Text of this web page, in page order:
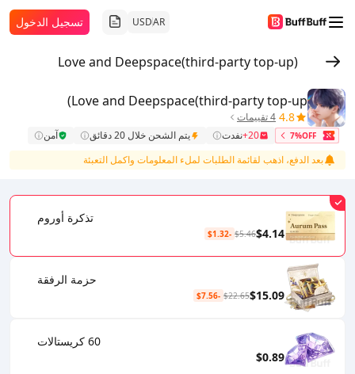
AR
USD تسجيل الدخول
Love and Deepspace(third-party top-up)
Love and Deepspace(third-party top-up)
4.8 4 تقييمات
7%OFF
20+ نفدت يتم الشحن خلال 20 دقائق
آمن
بعد الدفع، اذهب لقائمة الطلبات لملء المعلومات واكمل التعبئة
تذكرة أوروم
$4.14
$5.46
-$1.32
حزمة الرفقة
$15.09
$22.65
-$7.56
60 كريستالات
$0.89